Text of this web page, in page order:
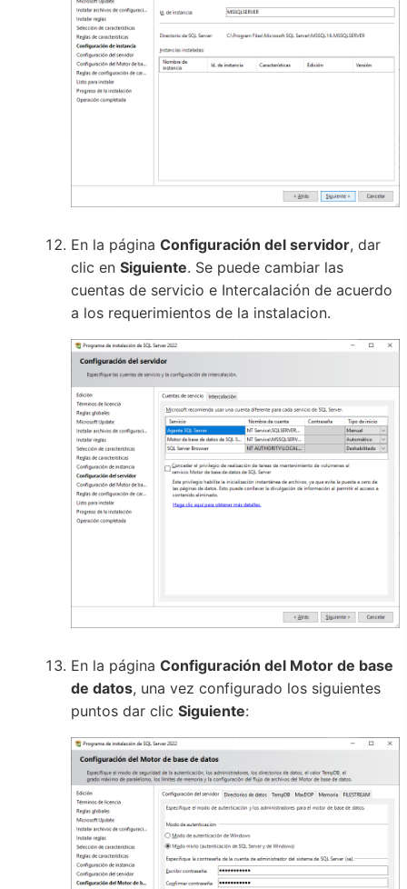
En la página Configuración del servidor, dar
clic en Siguiente. Se puede cambiar las
cuentas de servicio e Intercalación de acuerdo
a los requerimientos de la instalacion.
En la página Configuración del Motor de base
de datos, una vez configurado los siguientes
puntos dar clic Siguiente: